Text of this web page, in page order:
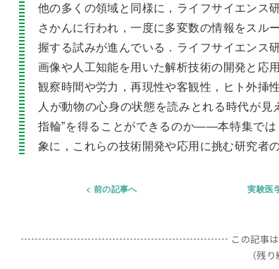
他の多くの領域と同様に，ライフサイエンス
さかんに行われ，一度に多変数の情報をスル
握する試みが進んでいる．ライフサイエンス
画像や人工知能を用いた解析技術の開発と応
観察時間や労力，再現性や客観性，ヒト外挿
人が動物の心身の状態を読みとれる時代が
指輪”を得ることができるのか――本特集で
象に，これらの技術開発や応用に挑む研究者
前の記事へ 実験医
この記事は
（残